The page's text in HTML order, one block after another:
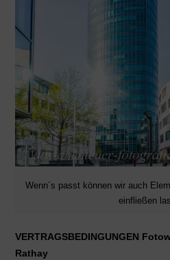
Wenn´s passt können wir auch
einfließen
VERTRAGSBEDINGUNGEN
Rathay